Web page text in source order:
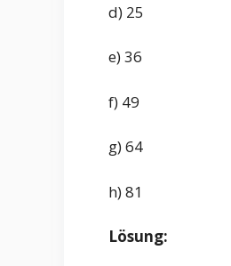
d) 25
e) 36
f) 49
g) 64
h) 81
Lösung: